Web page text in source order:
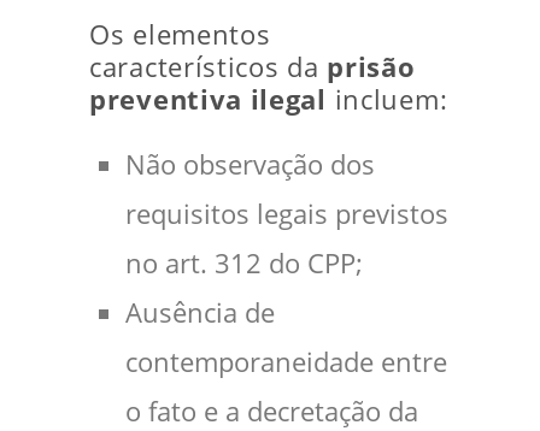
Os elementos
característicos da prisão
preventiva ilegal incluem:
Não observação dos
requisitos legais previstos
no art. 312 do CPP;
Ausência de
contemporaneidade entre
o fato e a decretação da